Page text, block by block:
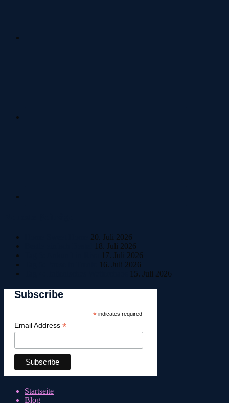
20. Juli 2026
18. Juli 2026
17. Juli 2026
16. Juli 2026
15. Juli 2026
Subscribe
*indicates required
Email Address *
Startseite
Blog